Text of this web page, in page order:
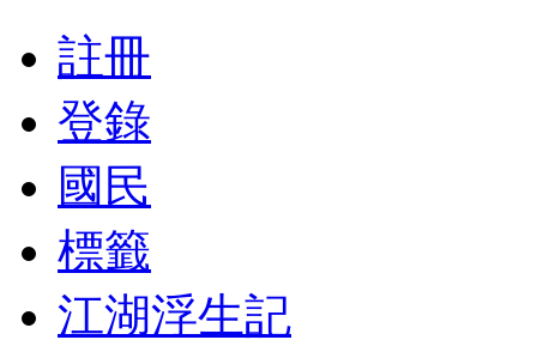
註冊
登錄
國民
標籤
江湖浮生記